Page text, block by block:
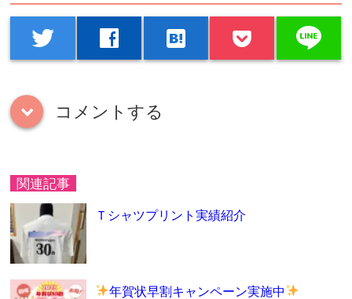
twitter facebook hatenabookmark line
down コメントする
関連記事
Ｔシャツプリント実績紹介
年賀状早割キャンペーン実施中